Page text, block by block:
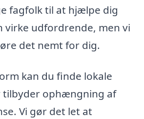
fagfolk til at hjælpe dig
virke udfordrende, men vi
det nemt for dig.
kan du finde lokale
tilbyder ophængning af
Vi gør det let at